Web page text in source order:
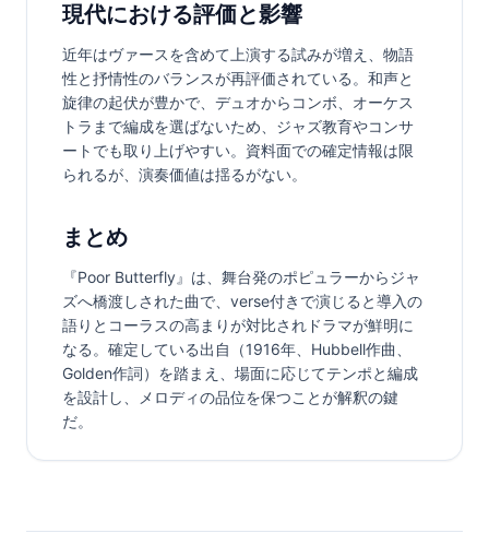
現代における評価と影響
近年はヴァースを含めて上演する試みが増え、物語
性と抒情性のバランスが再評価されている。和声と
旋律の起伏が豊かで、デュオからコンボ、オーケス
トラまで編成を選ばないため、ジャズ教育やコンサ
ートでも取り上げやすい。資料面での確定情報は限
られるが、演奏価値は揺るがない。
まとめ
『Poor Butterfly』は、舞台発のポピュラーからジャ
ズへ橋渡しされた曲で、verse付きで演じると導入の
語りとコーラスの高まりが対比されドラマが鮮明に
なる。確定している出自（1916年、Hubbell作曲、
Golden作詞）を踏まえ、場面に応じてテンポと編成
を設計し、メロディの品位を保つことが解釈の鍵
だ。